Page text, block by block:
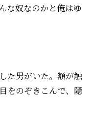
な奴なのかと俺はゆ
た男がいた。額が触
をのぞきこんで、隠